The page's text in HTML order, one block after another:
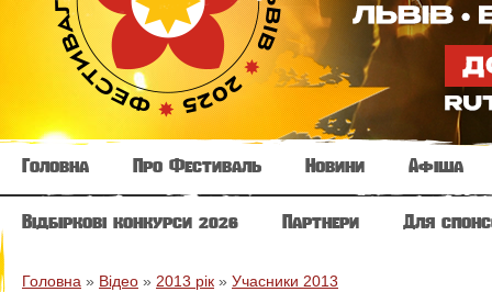
Головна Про Фестиваль Новини Афіша
Відбіркові конкурси 2026 Партнери Для
Головна » Відео » 2013 рік » Учасники 2013